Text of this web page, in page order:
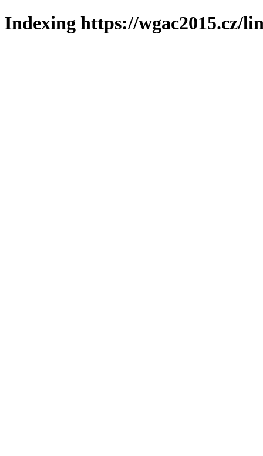
Indexing https://wgac2015.cz/